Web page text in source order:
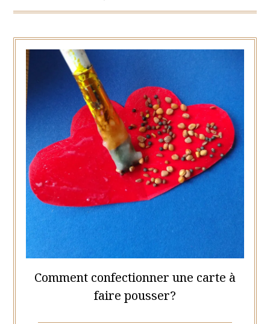
Comment confectionner une carte à
faire pousser?